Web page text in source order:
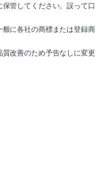
管してください。誤って口
に各社の商標または登録商
改善のため予告なしに変更